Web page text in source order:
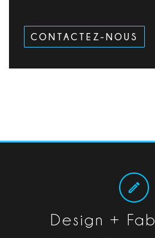
CONTACTEZ-NOUS
Design +